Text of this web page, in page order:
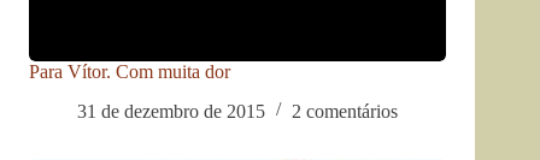
Para Vítor. Com muita dor
31 de dezembro de 2015
2 comentários